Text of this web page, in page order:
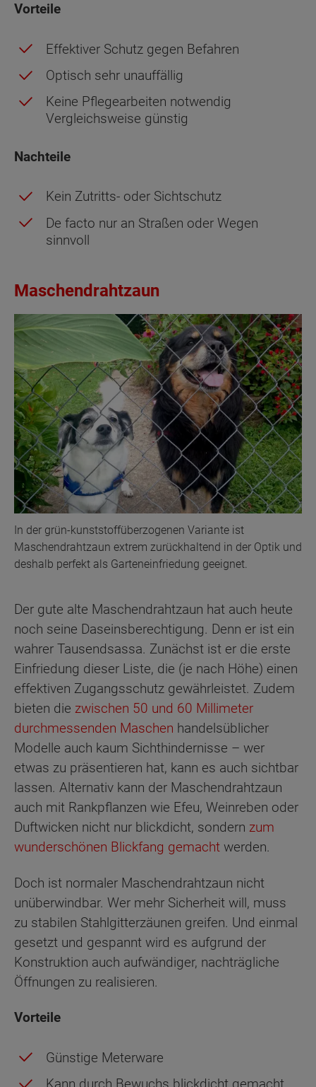
Vorteile
Effektiver Schutz gegen Befahren
Optisch sehr unauffällig
Keine Pflegearbeiten notwendig
Vergleichsweise günstig
Nachteile
Kein Zutritts- oder Sichtschutz
De facto nur an Straßen oder Wegen
sinnvoll
Maschendrahtzaun
In der grün-kunststoffüberzogenen Variante ist
Maschendrahtzaun extrem zurückhaltend in der Optik und
deshalb perfekt als Garteneinfriedung geeignet.
Der gute alte Maschendrahtzaun hat auch heute
noch seine Daseinsberechtigung. Denn er ist ein
wahrer Tausendsassa. Zunächst ist er die erste
Einfriedung dieser Liste, die (je nach Höhe) einen
effektiven Zugangsschutz gewährleistet. Zudem
bieten die zwischen 50 und 60 Millimeter
durchmessenden Maschen handelsüblicher
Modelle auch kaum Sichthindernisse – wer
etwas zu präsentieren hat, kann es auch sichtbar
lassen. Alternativ kann der Maschendrahtzaun
auch mit Rankpflanzen wie Efeu, Weinreben oder
Duftwicken nicht nur blickdicht, sondern zum
wunderschönen Blickfang gemacht werden.
Doch ist normaler Maschendrahtzaun nicht
unüberwindbar. Wer mehr Sicherheit will, muss
zu stabilen Stahlgitterzäunen greifen. Und einmal
gesetzt und gespannt wird es aufgrund der
Konstruktion auch aufwändiger, nachträgliche
Öffnungen zu realisieren.
Vorteile
Günstige Meterware
Kann durch Bewuchs blickdicht gemacht